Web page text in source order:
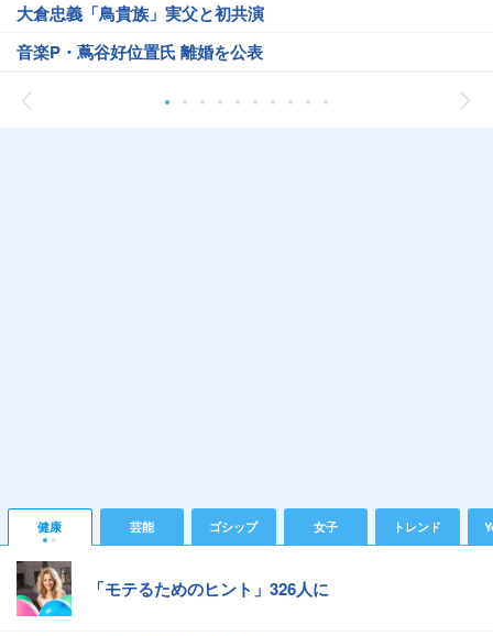
大倉忠義「鳥貴族」実父と初共演
音楽P・蔦谷好位置氏 離婚を公表
健康 芸能 ゴシップ 女子 トレンド
「モテるためのヒント」326人に